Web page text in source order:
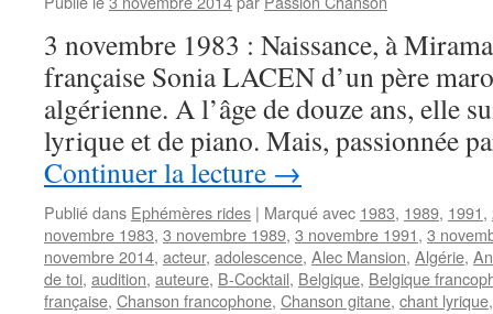
3 novembre 1983 : Naissance, à
française Sonia LACEN d’un père
algérienne. A l’âge de douze ans, elle
lyrique et de piano. Mais, passionnée
Continuer la lecture →
Publié dans Ephémères rides | Marqué avec 1983, 1989, 1991,
novembre 1983, 3 novembre 1989, 3 novembre 1991, 3
novembre 2014, acteur, adolescence, Alec Mansion, Algérie,
de toi, audition, auteure, B-Cocktail, Belgique, Belgique
française, Chanson francophone, Chanson gitane, chant lyrique